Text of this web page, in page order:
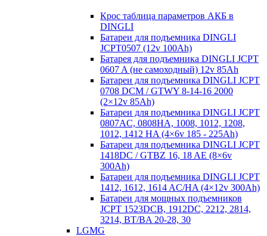
Крос таблица параметров АКБ в
DINGLI
Батареи для подъемника DINGLI
JCPT0507 (12v 100Ah)
Батарея для подъемника DINGLI JCPT
0607 A (не самоходный) 12v 85Ah
Батареи для подъемника DINGLI JCPT
0708 DCM / GTWY 8-14-16 2000
(2×12v 85Ah)
Батареи для подъемника DINGLI JCPT
0807AC, 0808HA, 1008, 1012, 1208,
1012, 1412 HA (4×6v 185 - 225Ah)
Батареи для подъемника DINGLI JCPT
1418DC / GTBZ 16, 18 AE (8×6v
300Ah)
Батареи для подъемника DINGLI JCPT
1412, 1612, 1614 AC/HA (4×12v 300Ah)
Батареи для мощных подъемников
JCPT 1523DCB, 1912DC, 2212, 2814,
3214, BT/BA 20-28, 30
LGMG